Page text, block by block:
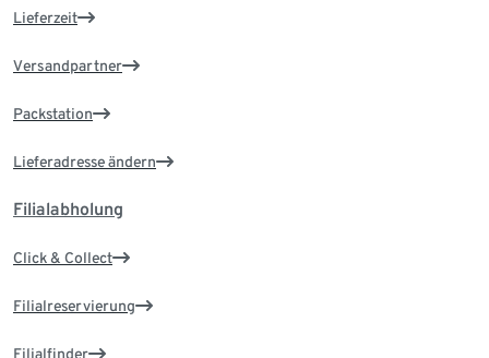
Lieferzeit
Versandpartner
Packstation
Lieferadresse ändern
Filialabholung
Click & Collect
Filialreservierung
Filialfinder